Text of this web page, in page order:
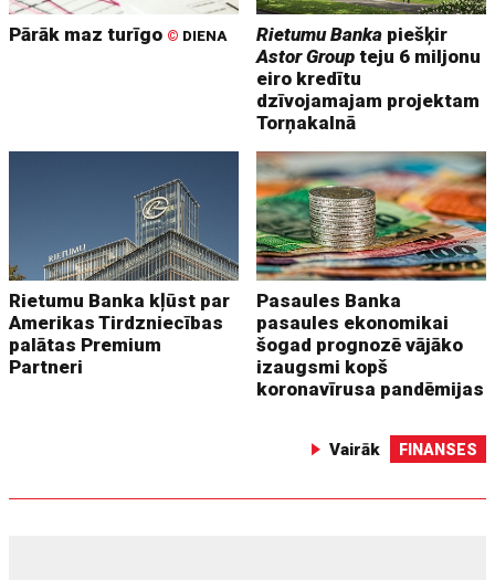
Pārāk maz turīgo © DIENA Rietumu Banka piešķir
Astor Group teju 6 miljonu
eiro kredītu
dzīvojamajam projektam
Torņakalnā
Rietumu Banka kļūst par
Amerikas Tirdzniecības
palātas Premium
Partneri
Pasaules Banka
pasaules ekonomikai
šogad prognozē vājāko
izaugsmi kopš
koronavīrusa pandēmijas
Vairāk FINANSES